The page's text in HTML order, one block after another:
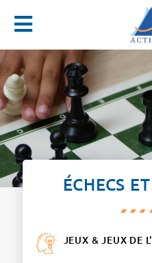
Menu
ÉCHECS
JEUX & JEUX DE